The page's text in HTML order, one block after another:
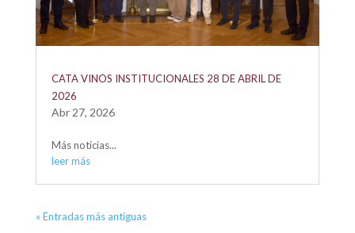
CATA VINOS INSTITUCIONALES 28 DE ABRIL DE
2026
Abr 27, 2026
Más noticias...
leer más
« Entradas más antiguas